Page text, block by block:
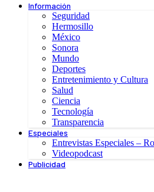
Información
Seguridad
Hermosillo
México
Sonora
Mundo
Deportes
Entretenimiento y Cultura
Salud
Ciencia
Tecnología
Transparencia
Especiales
Entrevistas Especiales –
Videopodcast
Publicidad